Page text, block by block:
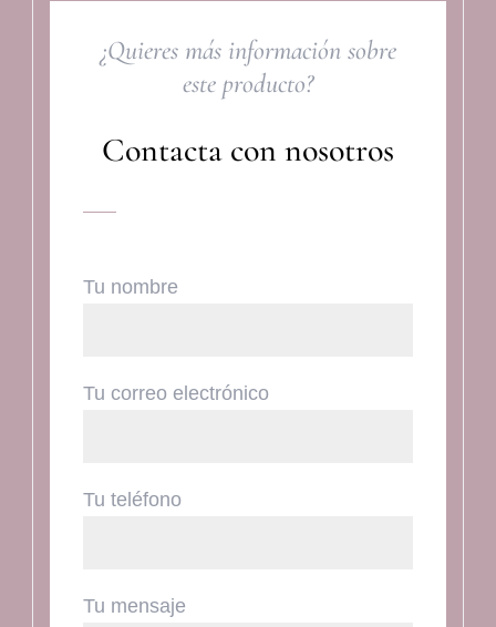
¿Quieres más información sobre
este producto?
Contacta con nosotros
Tu nombre
Tu correo electrónico
Tu teléfono
Tu mensaje